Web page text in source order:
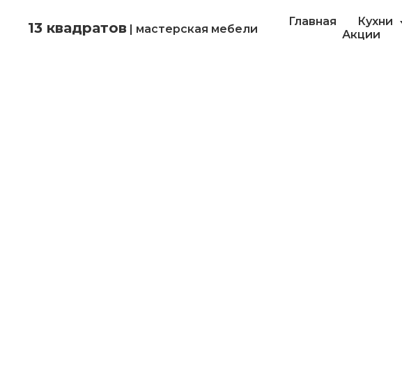
13 квадратов | мастерская мебели
Главная Кухни
Акции